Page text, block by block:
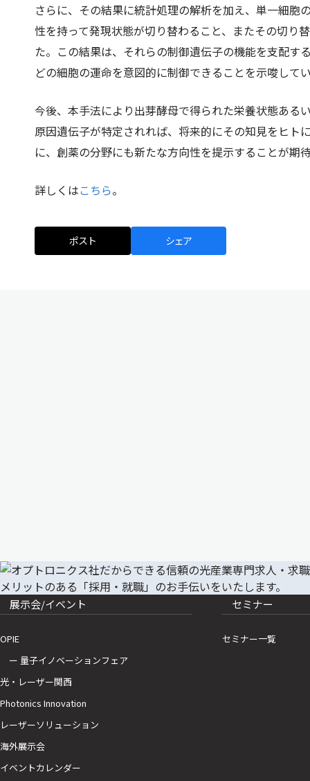
さらに、その結果に統計処理の解析を加え、単一細
性を持って発現状態が切り替わること、またその切り
た。この結果は、それらの制御遺伝子の機能を支配す
どの細胞の運命を意図的に制御できることを示唆して
今後、本手法により出芽酵母で得られた栄養状態ある
原因遺伝子が特定されれば、将来的にその知見をヒト
に、創薬の分野にも新たな方向性を提示することが期
詳しくはこちら。
ポスト シェア
展示会/イベント
OPIE
ー 量子イノベーションフェア
光・レーザー関西
Photonics Innovation
レーザーソリューション
海外展示会
イベントカレンダー
セミナー
セミナー一覧